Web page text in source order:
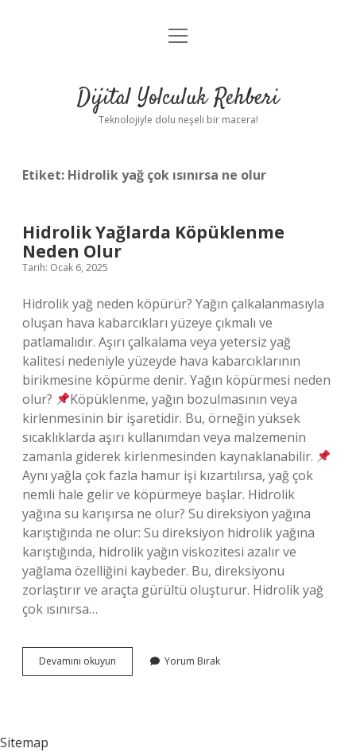
Anasayfa
Yasal Uyarı
menüyü
Dijital Yolculuk Rehberi
Teknolojiyle dolu neşeli bir macera!
Etiket: Hidrolik yağ çok ısınırsa ne olur
Hidrolik Yağlarda Köpüklenme
Neden Olur
Tarih: Ocak 6, 2025
Hidrolik yağ neden köpürür? Yağın çalkalanmasıyla
oluşan hava kabarcıkları yüzeye çıkmalı ve
patlamalıdır. Aşırı çalkalama veya yetersiz yağ
kalitesi nedeniyle yüzeyde hava kabarcıklarının
birikmesine köpürme denir. Yağın köpürmesi neden
olur?
Köpüklenme, yağın bozulmasının veya
kirlenmesinin bir işaretidir. Bu, örneğin yüksek
sıcaklıklarda aşırı kullanımdan veya malzemenin
zamanla giderek kirlenmesinden kaynaklanabilir.
Aynı yağla çok fazla hamur işi kızartılırsa, yağ çok
nemli hale gelir ve köpürmeye başlar. Hidrolik
yağına su karışırsa ne olur? Su direksiyon yağına
karıştığında ne olur: Su direksiyon hidrolik yağına
karıştığında, hidrolik yağın viskozitesi azalır ve
yağlama özelliğini kaybeder. Bu, direksiyonu
zorlaştırır ve araçta gürültü oluşturur. Hidrolik yağ
çok ısınırsa…
Devamını okuyun Hidrolik
Yağlarda
Yorum Bırak
Sitemap